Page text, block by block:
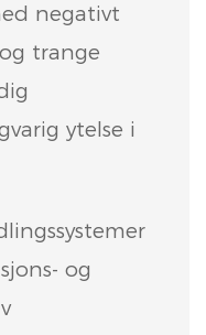
negativt
trange
ytelse i
og